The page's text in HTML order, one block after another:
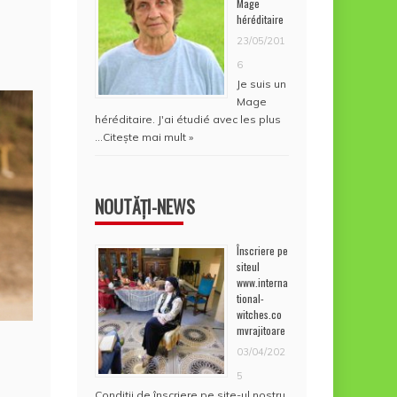
héréditaire
23/05/201
6
Je suis un
Mage
héréditaire. J'ai étudié avec les plus
Citește mai mult »
NOUTĂȚI-NEWS
Înscriere pe
siteul
www.interna
tional-
witches.co
mvrajitoare
03/04/202
5